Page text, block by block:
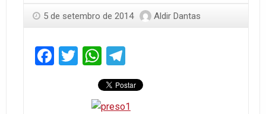
5 de setembro de 2014 Aldir Dantas
Facebook
TwitterWhatsApp